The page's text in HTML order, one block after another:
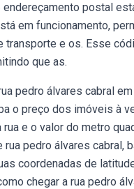
postal
em funcionamento,
transporte e os. Esse
que as.
pedro álvares cabral
o preço dos imóveis à
e o valor do metro
rua pedro álvares cabral,
coordenadas de
chegar a rua pedro